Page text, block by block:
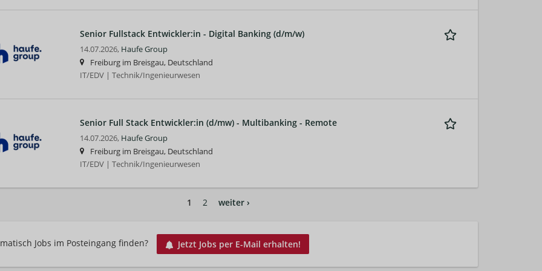
Senior Fullstack Entwickler:in - Digital Banking (d/m/w)
14.07.2026, Haufe Group
Freiburg im Breisgau, Deutschland
IT/EDV | Technik/Ingenieurwesen
Senior Full Stack Entwickler:in (d/mw) - Multibanking - Remote
14.07.2026, Haufe Group
Freiburg im Breisgau, Deutschland
IT/EDV | Technik/Ingenieurwesen
1 2 weiter ›
Jobs im Posteingang finden? Jetzt Jobs per E-Mail erhalten!